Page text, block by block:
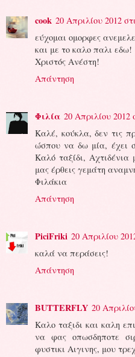
cook 20 Απριλίου 2012
εύχομαι ομορφες
και με το καλο παλι εδω!
Χριστός Ανέστη!
Απάντηση
Φιλία 20 Απριλίου 2012
Καλέ, κούκλα, δεν τις
ώσπου να δω μία, έχει
Καλό ταξίδι,
μας έρθεις γεμάτη
Φιλάκια
Απάντηση
PiciFriki 20 Απριλίου
καλά να περάσεις!
Απάντηση
BUTTERFLY 20
Καλο ταξιδι και καλη
να φας οπωσδηποτε
φυστικι Αιγινης, μου